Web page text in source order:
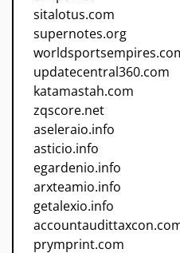
sitalotus.com
supernotes.org
updatecentral360.com
katamastah.com
zqscore.net
aseleraio.info
asticio.info
egardenio.info
arxteamio.info
getalexio.info
prymprint.com